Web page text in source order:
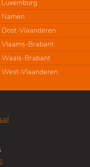
Vlaanderen
Brabant
Brabant
Vlaanderen